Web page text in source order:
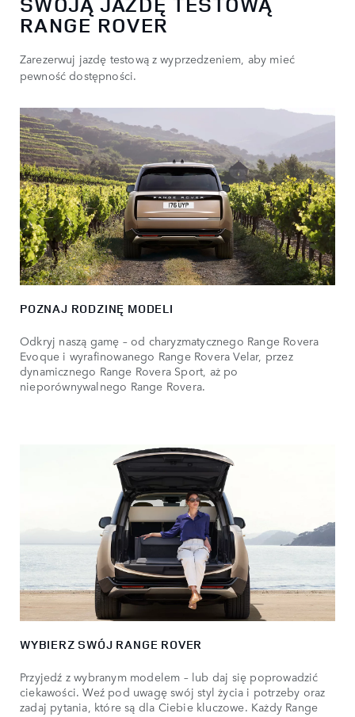
RANGE ROVER
Zarezerwuj jazdę testową z wyprzedzeniem, aby mieć
pewność dostępności.
POZNAJ RODZINĘ MODELI
Odkryj naszą gamę – od charyzmatycznego Range Rovera
Evoque i wyrafinowanego Range Rovera Velar, przez
dynamicznego Range Rovera Sport, aż po
nieporównywalnego Range Rovera.
WYBIERZ SWÓJ RANGE ROVER
Przyjedź z wybranym modelem – lub daj się poprowadzić
ciekawości. Weź pod uwagę swój styl życia i potrzeby oraz
zadaj pytania, które są dla Ciebie kluczowe. Każdy Range